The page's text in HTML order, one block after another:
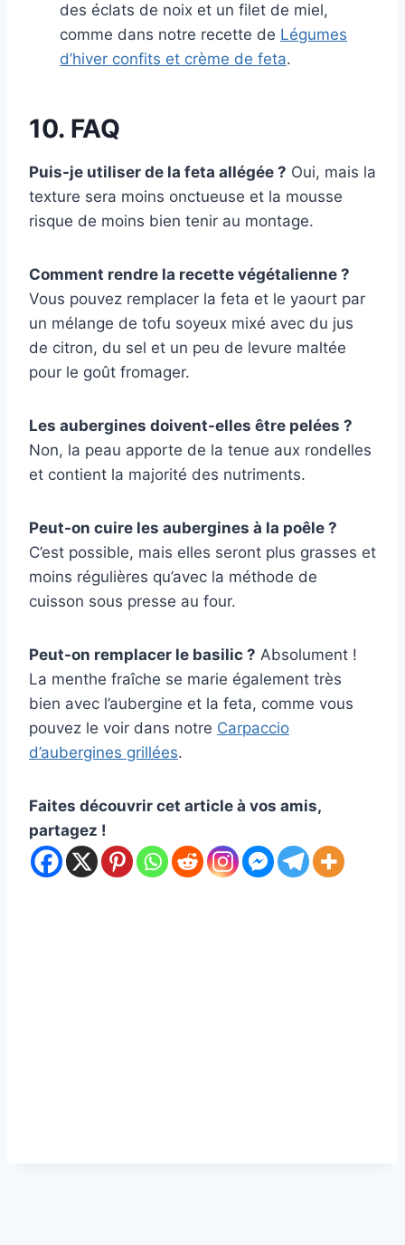
des éclats de noix et un filet de miel,
comme dans notre recette de Légumes
d’hiver confits et crème de feta.
10. FAQ
Puis-je utiliser de la feta allégée ? Oui, mais la
texture sera moins onctueuse et la mousse
risque de moins bien tenir au montage.
Comment rendre la recette végétalienne ?
Vous pouvez remplacer la feta et le yaourt par
un mélange de tofu soyeux mixé avec du jus
de citron, du sel et un peu de levure maltée
pour le goût fromager.
Les aubergines doivent-elles être pelées ?
Non, la peau apporte de la tenue aux rondelles
et contient la majorité des nutriments.
Peut-on cuire les aubergines à la poêle ?
C’est possible, mais elles seront plus grasses et
moins régulières qu’avec la méthode de
cuisson sous presse au four.
Peut-on remplacer le basilic ? Absolument !
La menthe fraîche se marie également très
bien avec l’aubergine et la feta, comme vous
pouvez le voir dans notre Carpaccio
d’aubergines grillées.
Faites découvrir cet article à vos amis,
partagez !